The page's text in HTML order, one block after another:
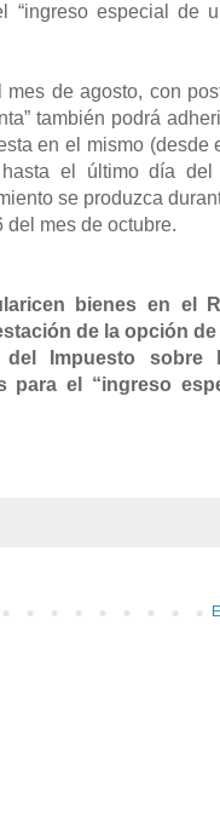
“ingreso especial de
de agosto, con
también podrá
en el mismo (desde
el último día del
se produzca
mes de octubre.
bienes en el
de la opción
Impuesto sobre
para el “ingreso